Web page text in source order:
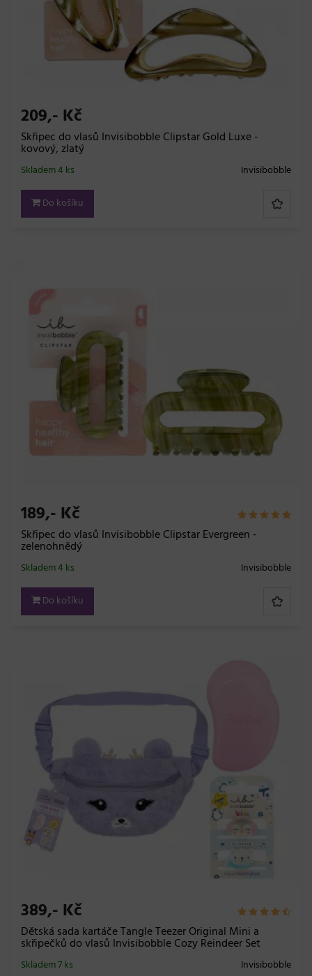
209,- Kč
Skřipec do vlasů Invisibobble Clipstar Gold Luxe -
kovový, zlatý
Invisibobble
Skladem 4 ks
Do košíku
189,- Kč
Skřipec do vlasů Invisibobble Clipstar Evergreen -
zelenohnědý
Invisibobble
Skladem 4 ks
Do košíku
389,- Kč
Dětská sada kartáče Tangle Teezer Original Mini a
skřipečků do vlasů Invisibobble Cozy Reindeer Set
Invisibobble
Skladem 7 ks